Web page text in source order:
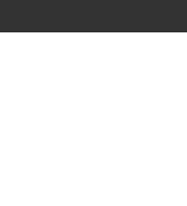
Başvurusu – Muhasebe Stajyeri